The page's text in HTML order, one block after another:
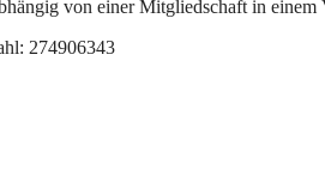
von einer Mitgliedschaft in
274906343